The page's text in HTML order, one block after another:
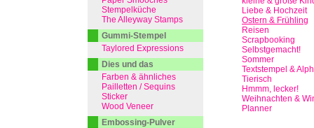
Liebe & Hochzeit
Ostern & Frühling
Reisen
Scrapbooking
Selbstgemacht!
Sommer
Textstempel &
Tierisch
Hmmm, lecker!
Weihnachten &
Planner
Stempelküche
The Alleyway Stamps
Gummi-Stempel
Taylored Expressions
Dies und das
Farben & ähnliches
Pailletten / Sequins
Sticker
Wood Veneer
Embossing-Pulver